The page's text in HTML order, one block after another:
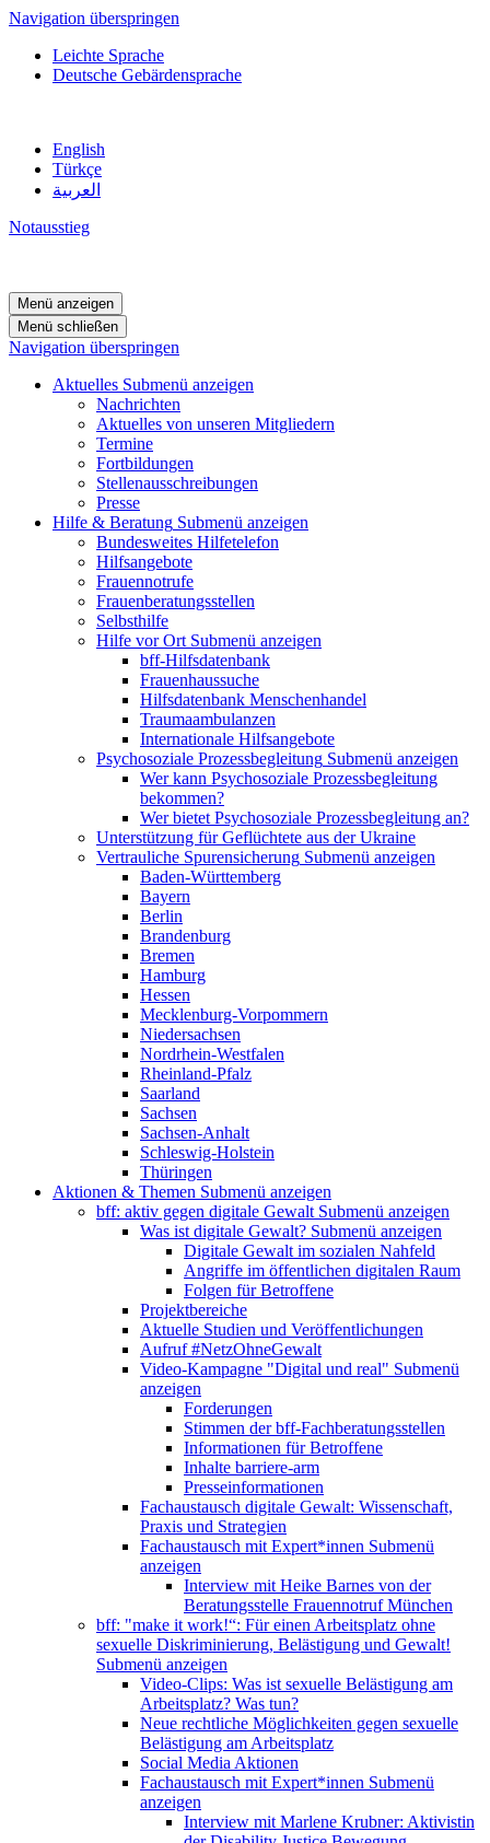
Navigation überspringen
Leichte Sprache
Deutsche Gebärdensprache
English
Türkçe
العربية
Notausstieg
Menü anzeigen
Menü schließen
Navigation überspringen
Aktuelles Submenü anzeigen
Nachrichten
Aktuelles von unseren Mitgliedern
Termine
Fortbildungen
Stellenausschreibungen
Presse
Hilfe & Beratung Submenü anzeigen
Bundesweites Hilfetelefon
Hilfsangebote
Frauennotrufe
Frauenberatungsstellen
Selbsthilfe
Hilfe vor Ort Submenü anzeigen
bff-Hilfsdatenbank
Frauenhaussuche
Hilfsdatenbank Menschenhandel
Traumaambulanzen
Internationale Hilfsangebote
Psychosoziale Prozessbegleitung Submenü anzeigen
Wer kann Psychosoziale Prozessbegleitung
bekommen?
Wer bietet Psychosoziale Prozessbegleitung an?
Unterstützung für Geflüchtete aus der Ukraine
Vertrauliche Spurensicherung Submenü anzeigen
Baden-Württemberg
Bayern
Berlin
Brandenburg
Bremen
Hamburg
Hessen
Mecklenburg-Vorpommern
Niedersachsen
Nordrhein-Westfalen
Rheinland-Pfalz
Saarland
Sachsen
Sachsen-Anhalt
Schleswig-Holstein
Thüringen
Aktionen & Themen Submenü anzeigen
bff: aktiv gegen digitale Gewalt Submenü anzeigen
Was ist digitale Gewalt? Submenü anzeigen
Digitale Gewalt im sozialen Nahfeld
Angriffe im öffentlichen digitalen Raum
Folgen für Betroffene
Projektbereiche
Aktuelle Studien und Veröffentlichungen
Aufruf #NetzOhneGewalt
Video-Kampagne "Digital und real" Submenü
anzeigen
Forderungen
Stimmen der bff-Fachberatungsstellen
Informationen für Betroffene
Inhalte barriere-arm
Presseinformationen
Fachaustausch digitale Gewalt: Wissenschaft,
Praxis und Strategien
Fachaustausch mit Expert*innen Submenü
anzeigen
Interview mit Heike Barnes von der
Beratungsstelle Frauennotruf München
bff: "make it work!“: Für einen Arbeitsplatz ohne
sexuelle Diskriminierung, Belästigung und Gewalt!
Submenü anzeigen
Video-Clips: Was ist sexuelle Belästigung am
Arbeitsplatz? Was tun?
Neue rechtliche Möglichkeiten gegen sexuelle
Belästigung am Arbeitsplatz
Social Media Aktionen
Fachaustausch mit Expert*innen Submenü
anzeigen
Interview mit Marlene Krubner: Aktivistin